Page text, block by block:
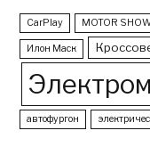
CarPlay MOTOR
Илон Маск
автофургон